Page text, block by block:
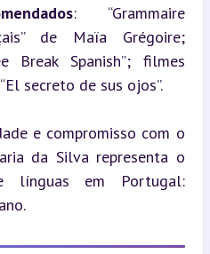
: “Grammaire
de Maïa Grégoire;
Break Spanish”; filmes
secreto de sus ojos”.
e compromisso com o
da Silva representa o
línguas em Portugal: